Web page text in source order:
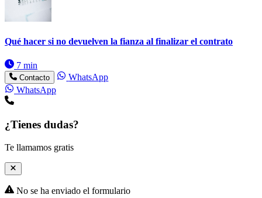
Qué hacer si no devuelven la fianza al finalizar el contrato
7 min
Contacto
WhatsApp
WhatsApp
¿Tienes dudas?
Te llamamos gratis
No se ha enviado el formulario